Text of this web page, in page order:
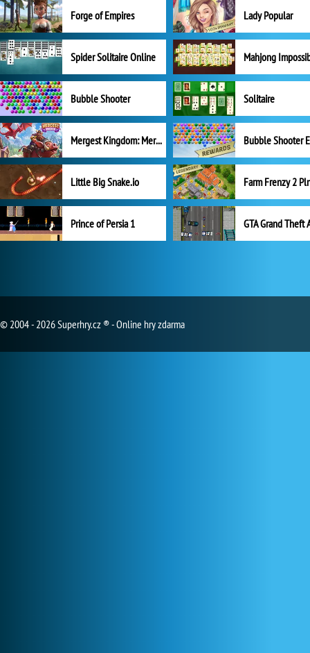
Forge of Empires Lady Popular
Spider Solitaire Online Mahjong
Bubble Shooter Solitaire
Mergest Kingdom: Merge Puzzle
Little Big Snake.io
Prince of Persia 1 GTA Grand Theft
© 2004 - 2026 Superhry.cz ® - Online hry zdarma